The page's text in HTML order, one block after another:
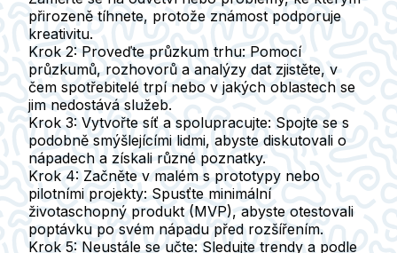
přirozeně tíhnete, protože známost podporuje
kreativitu.
Krok 2: Proveďte průzkum trhu: Pomocí
průzkumů, rozhovorů a analýzy dat zjistěte, v
čem spotřebitelé trpí nebo v jakých oblastech se
jim nedostává služeb.
Krok 3: Vytvořte síť a spolupracujte: Spojte se s
podobně smýšlejícími lidmi, abyste diskutovali o
nápadech a získali různé poznatky.
Krok 4: Začněte v malém s prototypy nebo
pilotními projekty: Spusťte minimální
životaschopný produkt (MVP), abyste otestovali
poptávku po svém nápadu před rozšířením.
Krok 5: Neustále se učte: Sledujte trendy a podle